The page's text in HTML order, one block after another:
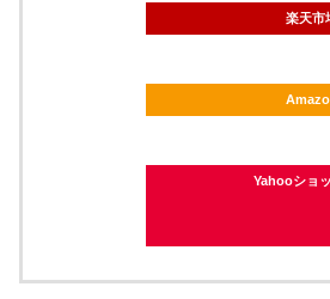
楽天市
Yahooショ